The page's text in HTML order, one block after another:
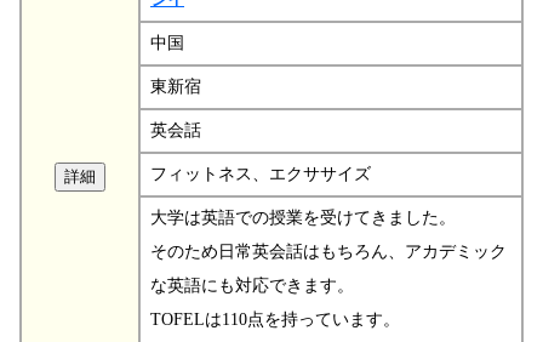
中国
東新宿
英会話
フィットネス、エクササイズ
大学は英語での授業を受けてきました。
そのため日常英会話はもちろん、アカデミック
な英語にも対応できます。
TOFELは110点を持っています。